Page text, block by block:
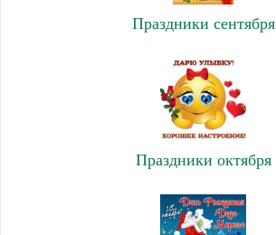
Праздники сентября
Праздники октября